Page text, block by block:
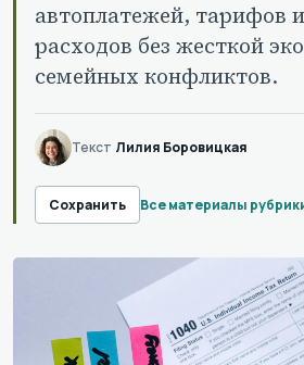
автоплатежей, тарифов
расходов без жесткой
семейных конфликтов.
Текст Лилия Боровицкая
Сохранить Все материалы